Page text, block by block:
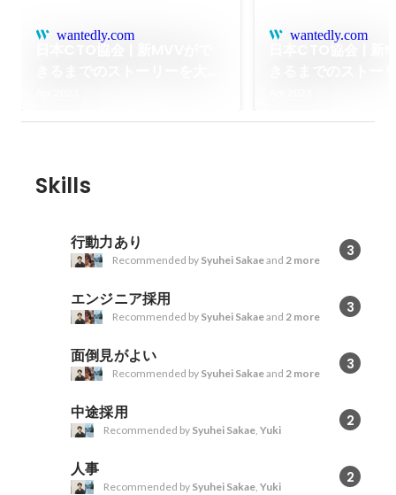
wantedly.com wantedly.com
Skills
行動力あり 3
Recommended by Syuhei Sakaeand 2 more
エンジニア採用 3
Recommended by Syuhei Sakaeand 2 more
面倒見がよい 3
Recommended by Syuhei Sakaeand 2 more
中途採用 2
Recommended by Syuhei Sakae, Yuki
人事 2
Recommended by Syuhei Sakae, Yuki